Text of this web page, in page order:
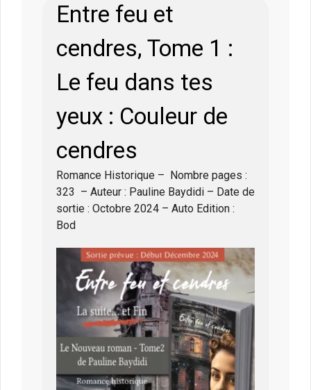
Entre feu et
cendres, Tome 1 :
Le feu dans tes
yeux : Couleur de
cendres
Romance Historique – Nombre pages :
323 – Auteur : Pauline Baydidi – Date de
sortie : Octobre 2024 – Auto Edition :
Bod